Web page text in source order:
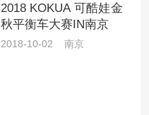
2018 KOKUA 可酷娃金
秋平衡车大赛IN南京
2018-10-02 南京